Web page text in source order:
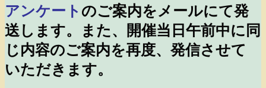
アンケート のご案内をメールにて発
送します。また、開催当日午前中に同
じ内容のご案内を再度、発信させて
いただきます。